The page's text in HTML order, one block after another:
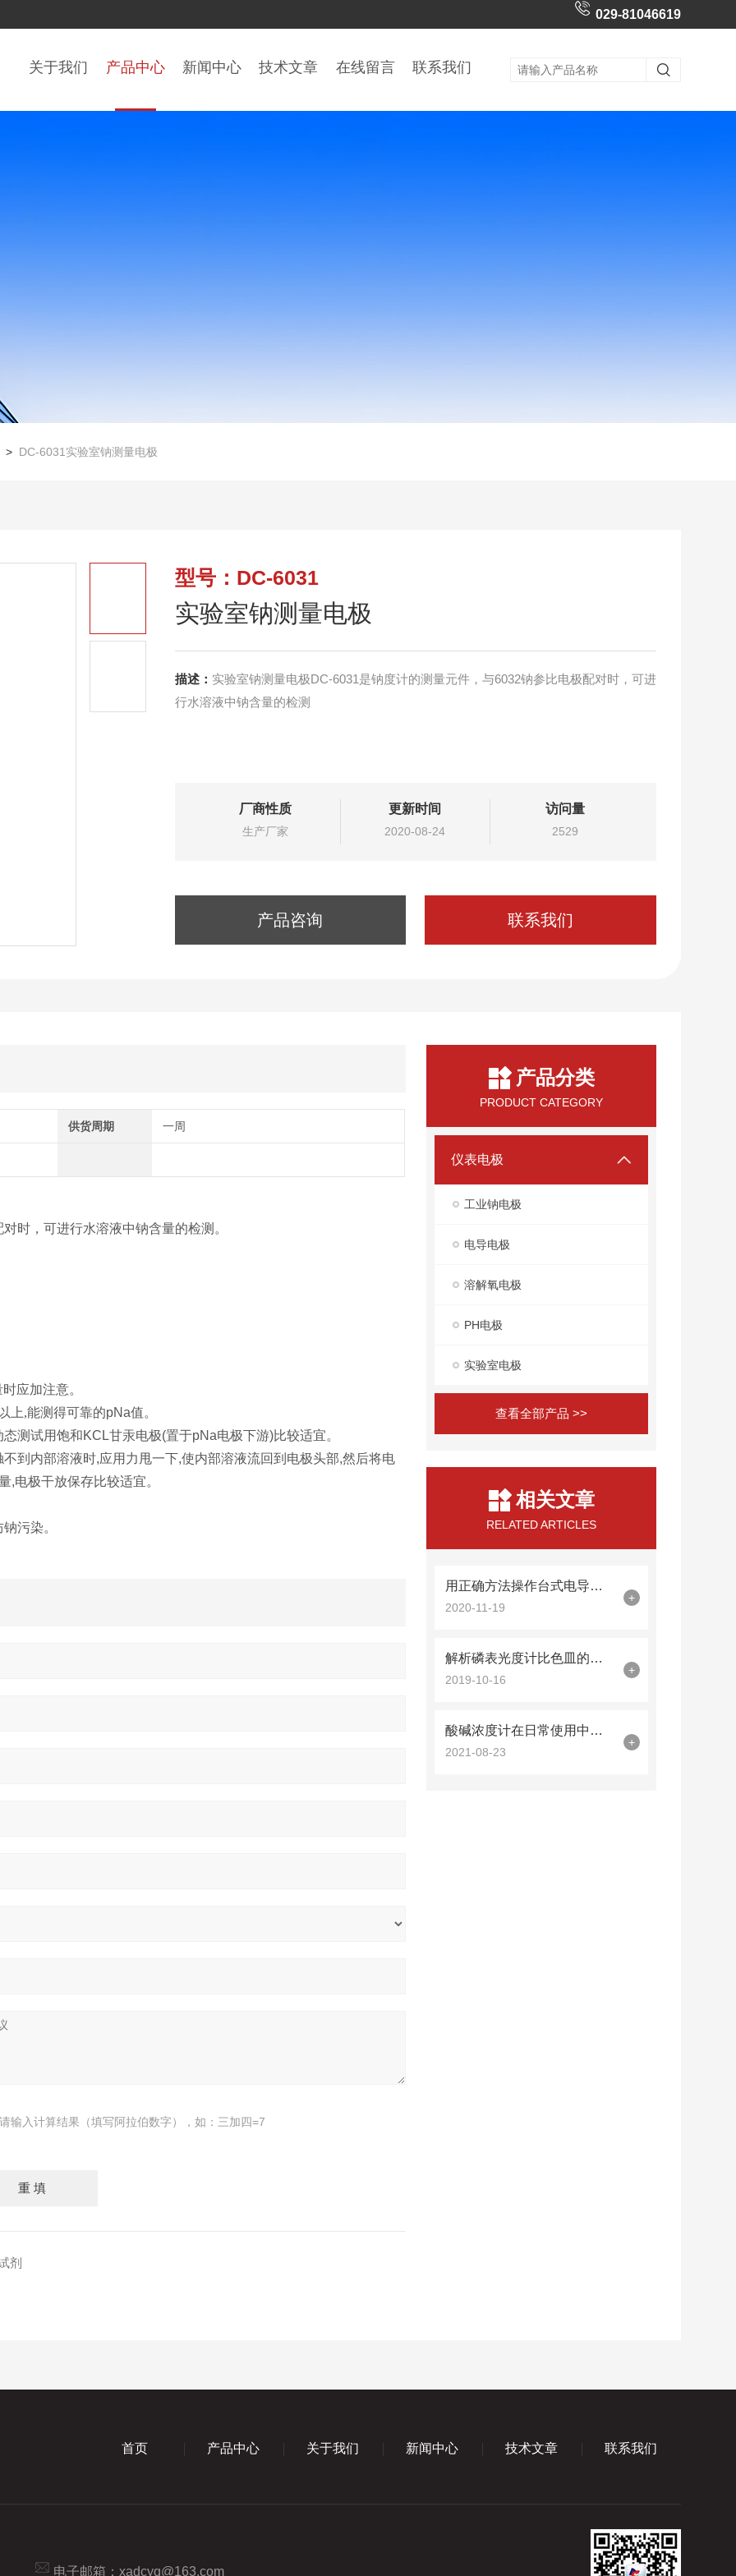
029-81046619
关于我们 产品中心 新闻中心 技术文章 在线留言 联系我们
> DC-6031实验室钠测量电极
型号：DC-6031
实验室钠测量电极
描述： 实验室钠测量电极DC-6031是钠度计的测量元件，与6032钠参比电极配对时，可进
行水溶液中钠含量的检测
厂商性质
生产厂家
更新时间
2020-08-24
访问量
2529
产品咨询 联系我们
供货周期 一周
时，可进行水溶液中钠含量的检测。
应加注意。
上,能测得可靠的pNa值。
态测试用饱和KCL甘汞电极(置于pNa电极下游)比较适宜。
到内部溶液时,应用力甩一下,使内部溶液流回到电极头部,然后将电
,电极干放保存比较适宜。
污染。
请输入计算结果（填写阿拉伯数字），如：三加四=7
剂
产品分类
PRODUCT CATEGORY
仪表电极
工业钠电极
电导电极
溶解氧电极
PH电极
实验室电极
查看全部产品 >>
相关文章
RELATED ARTICLES
用正确方法操作台式电导率仪，很重要
2020-11-19
+
解析磷表光度计比色皿的正确使用和注意事项
2019-10-16
+
酸碱浓度计在日常使用中这些事项你要牢记
2021-08-23
+
首页 产品中心 关于我们 新闻中心 技术文章 联系我们
电子邮箱： xadcyq@163.com